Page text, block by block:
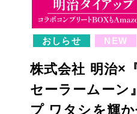
おしらせ NEW
株式会社 明治×
セーラームーン
プ ワタシを輝